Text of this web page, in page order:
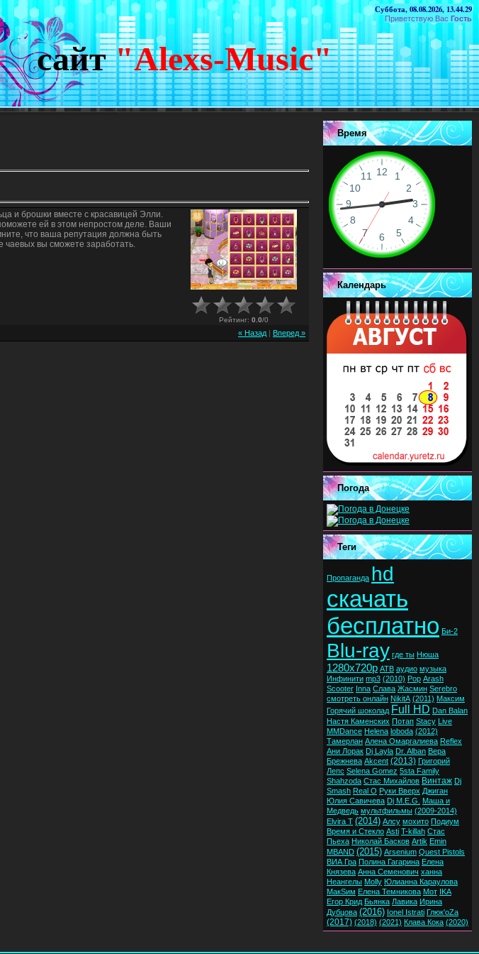
Суббота, 08.08.2026, 13.44.29
Приветствую Вас Гость
сайт "Alexs-Music"
и брошки вместе с красавицей Элли.
ей в этом непростом деле. Ваши
что ваша репутация должна быть
чаевых вы сможете заработать.
Рейтинг: 0.0/0
« Назад| Вперед »
Время
Календарь
Погода
Теги
Пропаганда hd
скачать
бесплатно Би-2
Blu-ray где ты Нюша
1280x720p ATB аудио музыка
Инфинити mp3 (2010) Pop Arash
Scooter Inna Слава Жасмин Serebro
смотреть онлайн NikitA (2011) Максим
Горячий шоколад Full HD Dan Balan
Настя Каменских Потап Stacy Live
MMDance Helena loboda (2012)
Тамерлан Алена Омаргалиева Reflex
Ани Лорак Dj Layla Dr. Alban Вера
Брежнева Akcent (2013) Григорий
Лепс Selena Gomez 5sta Family
Shahzoda Стас Михайлов Винтаж Dj
Smash Real O Руки Вверх Джиган
Юлия Савичева Dj M.E.G.
Маша и
Медведь мультфильмы (2009-2014)
Elvira T (2014) Алсу мохито Подиум
Время и Стекло Asti T-killah Стас
Пьеха Николай Басков Artik Emin
MBAND (2015) Arsenium Quest Pistols
ВИА Гра Полина Гагарина Елена
Князева Анна Семенович ханна
Неангелы Molly Юлианна Караулова
МакSим Елена Темникова Мот IKA
Егор Крид Бьянка Лавика Ирина
Дубцова (2016) Ionel Istrati Глюк'oZa
(2017) (2018) (2021) Клава Кока (2020)